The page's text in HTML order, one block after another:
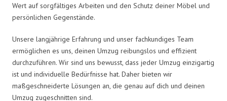
Wert auf sorgfältiges Arbeiten und den Schutz deiner Möbel und
persönlichen Gegenstände.
Unsere langjährige Erfahrung und unser fachkundiges Team
ermöglichen es uns, deinen Umzug reibungslos und effizient
durchzuführen. Wir sind uns bewusst, dass jeder Umzug einzigartig
ist und individuelle Bedürfnisse hat. Daher bieten wir
maßgeschneiderte Lösungen an, die genau auf dich und deinen
Umzug zugeschnitten sind.